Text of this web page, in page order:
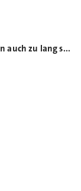
Urteil: Kündigungsfrist kann auch zu lang sein